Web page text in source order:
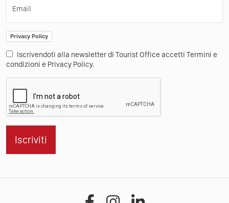
Email
Privacy Policy
Iscrivendoti alla newsletter di Tourist Office accetti Termini e
condizioni e Privacy Policy.
Iscriviti